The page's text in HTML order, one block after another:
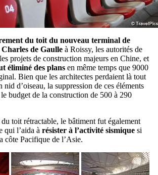
du toit du nouveau terminal de
de Gaulle à Roissy, les autorités de
projets de construction majeurs en Chine, et
éliminé des plans en même temps que 9000
Bien que les architectes perdaient là tout
nid d’oiseau, la suppression de ces éléments
budget de la construction de 500 à 290
toit rétractable, le bâtiment fut également
qui l’aida à résister à l’activité sismique si
côte Pacifique de l’Asie.